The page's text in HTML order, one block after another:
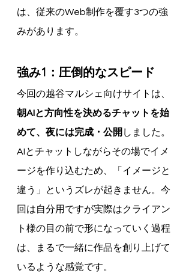
は、従来のWeb制作を覆す3つの強
みがあります。
強み1：圧倒的なスピード
今回の越谷マルシェ向けサイトは、
朝AIと方向性を決めるチャットを始
めて、夜には完成・公開 しました。
AIとチャットしながらその場でイメ
ージを作り込むため、「イメージと
違う」というズレが起きません。今
回は自分用ですが実際はクライアン
ト様の目の前で形になっていく過程
は、まるで一緒に作品を創り上げて
いるような感覚です。